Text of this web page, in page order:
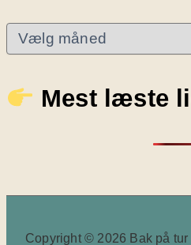
v
e
Mest læste
Copyright © 2026 Bak på tur